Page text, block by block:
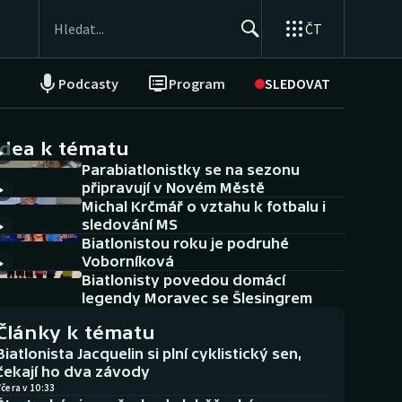
ČT
Podcasty Program SLEDOVAT
NEPŘEHLÉDNĚTE
Historické návraty
Aplikace ČT sport
AZ kvíz
k tématu
Parabiatlonistky se na sezonu
připravují v Novém Městě
Michal Krčmář o vztahu k fotbalu i
sledování MS
Biatlonistou roku je podruhé
Voborníková
Biatlonisty povedou domácí
legendy Moravec se Šlesingrem
k tématu
Jacquelin si plní cyklistický sen,
ho dva závody
v 10:33